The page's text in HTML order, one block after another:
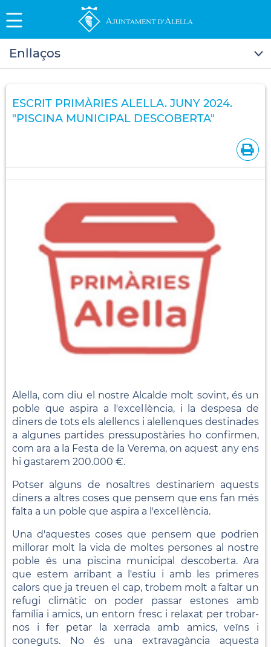
Enllaços
ESCRIT PRIMÀRIES ALELLA. JUNY 2024.
"PISCINA MUNICIPAL DESCOBERTA"
Alella, com diu el nostre Alcalde molt sovint, és un
poble que aspira a l'excel·lència, i la despesa de
diners de tots els alellencs i alellenques destinades
a algunes partides pressupostàries ho confirmen,
com ara a la Festa de la Verema, on aquest any ens
hi gastarem 200.000 €.
Potser alguns de nosaltres destinaríem aquests
diners a altres coses que pensem que ens fan més
falta a un poble que aspira a l'excel·lència.
Una d'aquestes coses que pensem que podrien
millorar molt la vida de moltes persones al nostre
poble és una piscina municipal descoberta. Ara
que estem arribant a l'estiu i amb les primeres
calors que ja treuen el cap, trobem molt a faltar un
refugi climàtic on poder passar estones amb
família i amics, un entorn fresc i relaxat per trobar-
nos i fer petar la xerrada amb amics, veïns i
coneguts. No és una extravagància aquesta